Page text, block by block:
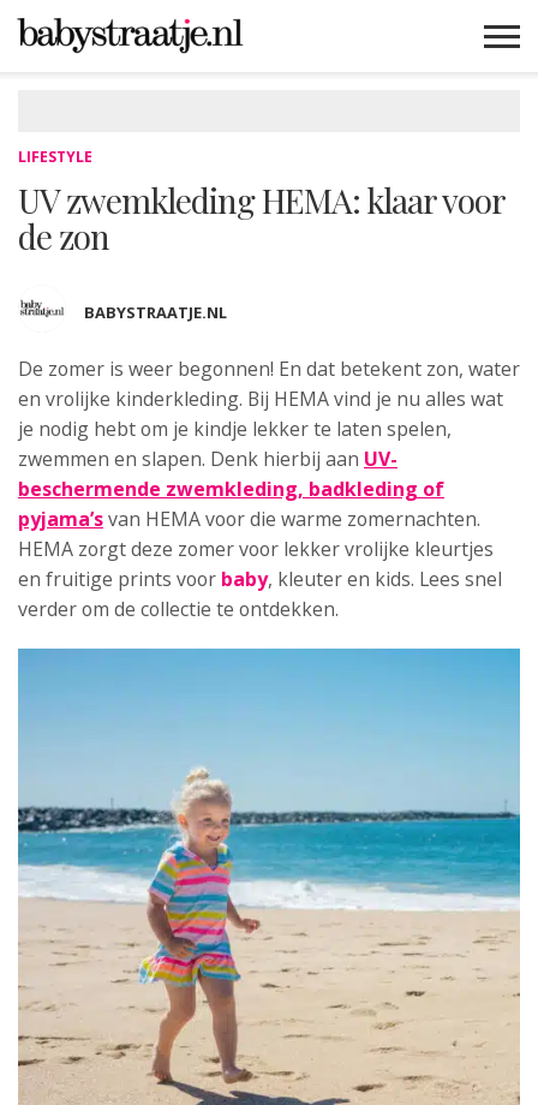
LIFESTYLE
UV zwemkleding HEMA: klaar voor
de zon
BABYSTRAATJE.NL
De zomer is weer begonnen! En dat betekent zon, water
en vrolijke kinderkleding. Bij HEMA vind je nu alles wat
je nodig hebt om je kindje lekker te laten spelen,
zwemmen en slapen. Denk hierbij aan UV-
beschermende zwemkleding, badkleding of
pyjama’svan HEMA voor die warme zomernachten.
HEMA zorgt deze zomer voor lekker vrolijke kleurtjes
en fruitige prints voor baby, kleuter en kids. Lees snel
verder om de collectie te ontdekken.